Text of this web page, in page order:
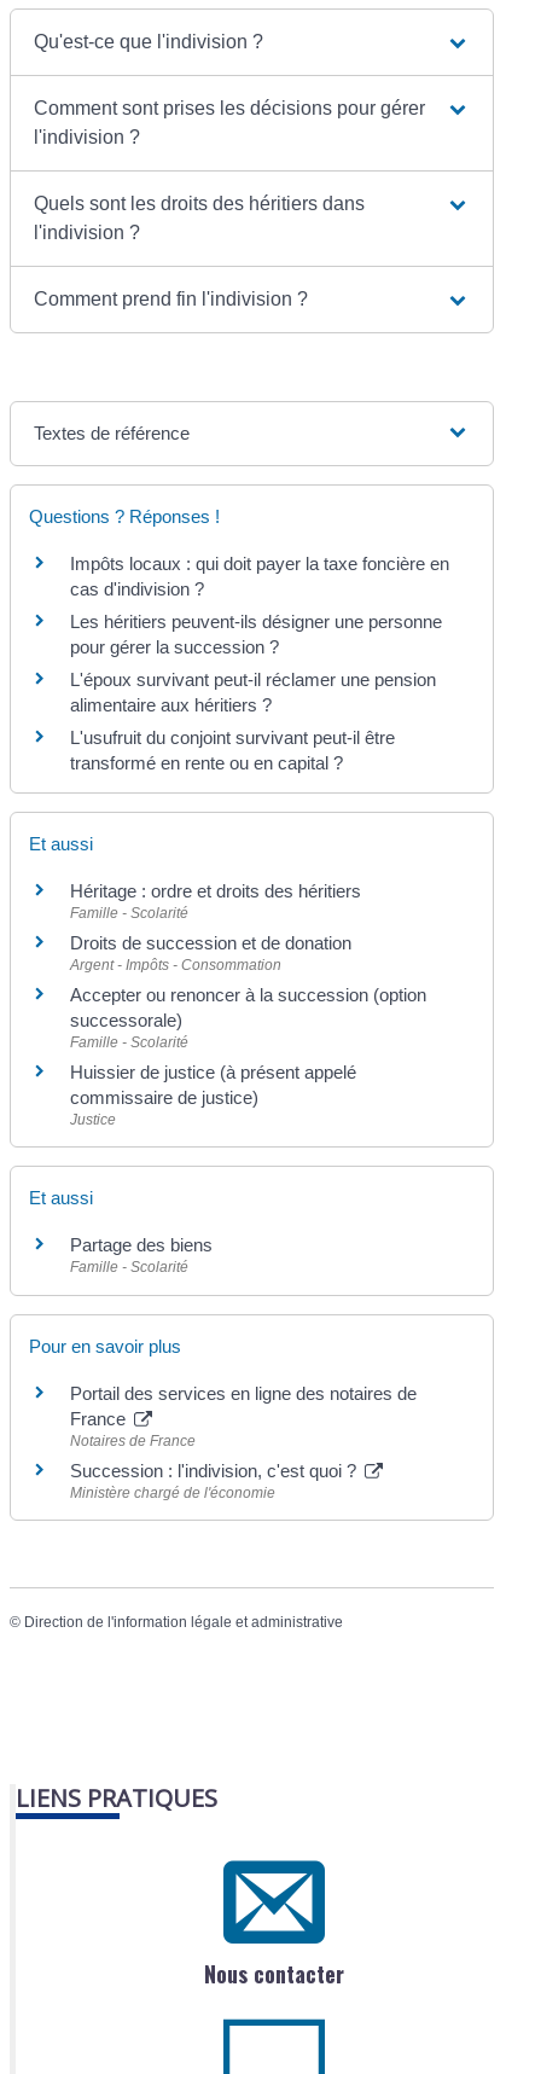
Qu'est-ce que l'indivision ?
Comment sont prises les décisions pour gérer
l'indivision ?
Quels sont les droits des héritiers dans
l'indivision ?
Comment prend fin l'indivision ?
Textes de référence
Questions ? Réponses !
Impôts locaux : qui doit payer la taxe foncière en
cas d'indivision ?
Les héritiers peuvent-ils désigner une personne
pour gérer la succession ?
L'époux survivant peut-il réclamer une pension
alimentaire aux héritiers ?
L'usufruit du conjoint survivant peut-il être
transformé en rente ou en capital ?
Et aussi
Héritage : ordre et droits des héritiers
Famille - Scolarité
Droits de succession et de donation
Argent - Impôts - Consommation
Accepter ou renoncer à la succession (option
successorale)
Famille - Scolarité
Huissier de justice (à présent appelé
commissaire de justice)
Justice
Et aussi
Partage des biens
Famille - Scolarité
Pour en savoir plus
Portail des services en ligne des notaires de
France
Notaires de France
Succession : l'indivision, c'est quoi ?
Ministère chargé de l'économie
© Direction de l'information légale et administrative
LIENS PRATIQUES
Nous contacter